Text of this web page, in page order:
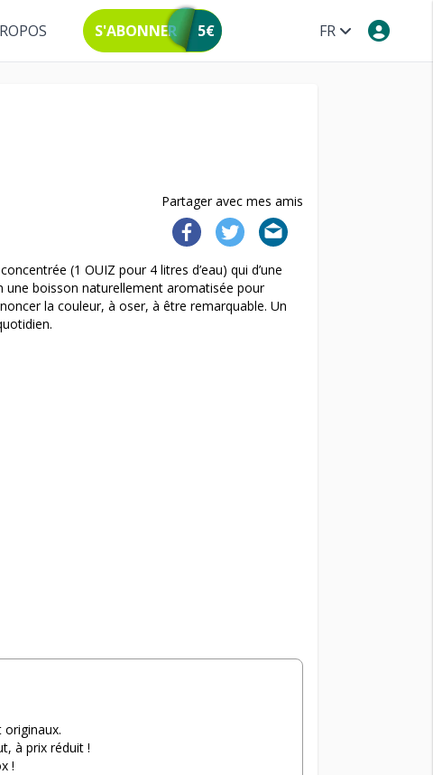
FR
S'ABONNER 5€
Partager avec mes amis
(1 OUIZ pour 4 litres d’eau) qui d’une
une boisson naturellement aromatisée pour
la couleur, à oser, à être remarquable. Un
à prix réduit !
!